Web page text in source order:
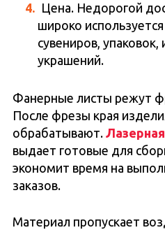
Цена. Недорогой
широко
сувениров,
украшений.
Фанерные листы режут
После фрезы края
обрабатывают.
выдает готовые для
экономит время на
заказов.
Материал пропускает